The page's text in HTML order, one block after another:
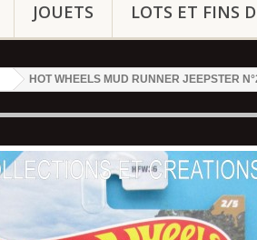
JOUETS LOTS ET FINS
HOT WHEELS MUD RUNNER JEEPSTER